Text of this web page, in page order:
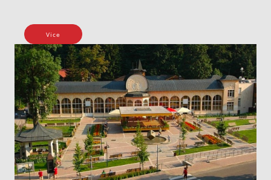
Vice